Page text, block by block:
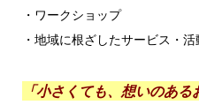
・ワークショップ
・地域に根ざしたサービス・
「小さくても、想いのあ